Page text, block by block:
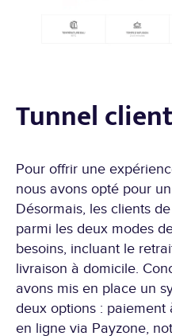
Tunnel client
Pour offrir une
nous avons opté pour
Désormais, les clients
parmi les deux modes
besoins, incluant le
livraison à domicile.
avons mis en place un
deux options :
en ligne via Payzone,